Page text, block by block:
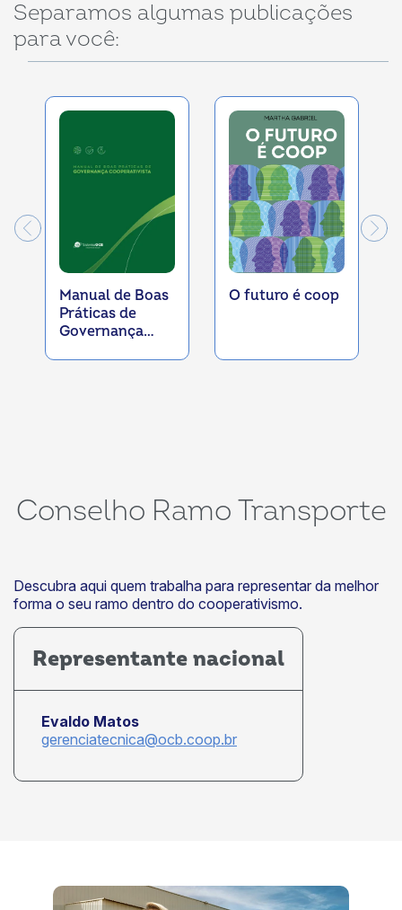
Separamos algumas publicações
para você:
Manual de Boas
Práticas de
Governança
O futuro é coop
Conselho Ramo Transporte
Descubra aqui quem trabalha para representar da melhor
forma o seu ramo dentro do cooperativismo.
Representante nacional
Evaldo Matos
gerenciatecnica@ocb.coop.br